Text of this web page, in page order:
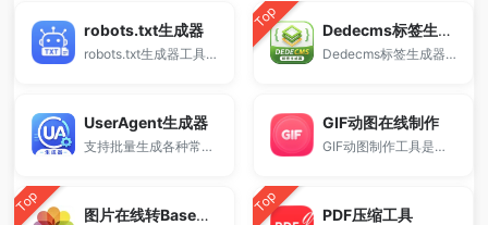
robots.txt生成器
robots.txt生成器工具，支持自定义爬虫规则与禁止抓取路径，快速生成标准robots.txt文件，适用于网站SEO优化、搜索引擎抓取控制及站长管理，免费在线使用。
Top Dedecms标签生成器
Dedecms标签生成器支持生成常用Dede调用标签，包括arclist、channel等标签代码，提供标签大全与参数配置，适用于织梦CMS模板开发与标签调用学习。
UserAgent生成器
支持批量生成各种常见系统与浏览器类型的User-Agent字符串。
GIF动图在线制作
GIF动图制作工具是一款免费、快速的在线GIF图片生成工具，支持上传多张图片自定义宽高、延时，轻松制作动感十足的GIF动画，适合制作表情包、广告动图、演示动画等，操作简单无需安装软件。
Top 图片在线转Base64编码 Top PDF压缩工具